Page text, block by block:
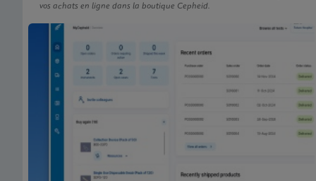
vos achats en ligne dans la boutique Cepheid.